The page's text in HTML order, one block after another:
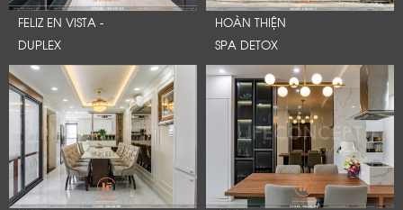
FELIZ EN VISTA -
DUPLEX
HOÀN THIỆN
SPA DETOX